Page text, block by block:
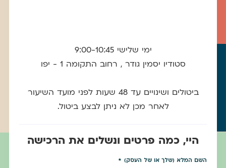
ימי שלישי 9:00-10:45
סטודיו יסמין גודר , רחוב התקומה 1 - יפו
ביטולים ושינויים עד 48 שעות לפני מועד השיעור
לאחר מכן לא ניתן לבצע ביטול.
היי, כמה פרטים ונשלים את הרכישה
השם המלא (שלך או של העסק)